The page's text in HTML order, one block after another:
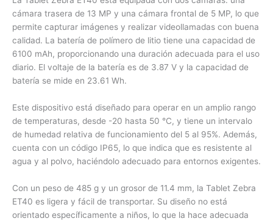
cámara trasera de 13 MP y una cámara frontal de 5 MP, lo que
permite capturar imágenes y realizar videollamadas con buena
calidad. La batería de polímero de litio tiene una capacidad de
6100 mAh, proporcionando una duración adecuada para el uso
diario. El voltaje de la batería es de 3.87 V y la capacidad de
batería se mide en 23.61 Wh.
Este dispositivo está diseñado para operar en un amplio rango
de temperaturas, desde -20 hasta 50 °C, y tiene un intervalo
de humedad relativa de funcionamiento del 5 al 95%. Además,
cuenta con un código IP65, lo que indica que es resistente al
agua y al polvo, haciéndolo adecuado para entornos exigentes.
Con un peso de 485 g y un grosor de 11.4 mm, la Tablet Zebra
ET40 es ligera y fácil de transportar. Su diseño no está
orientado específicamente a niños, lo que la hace adecuada